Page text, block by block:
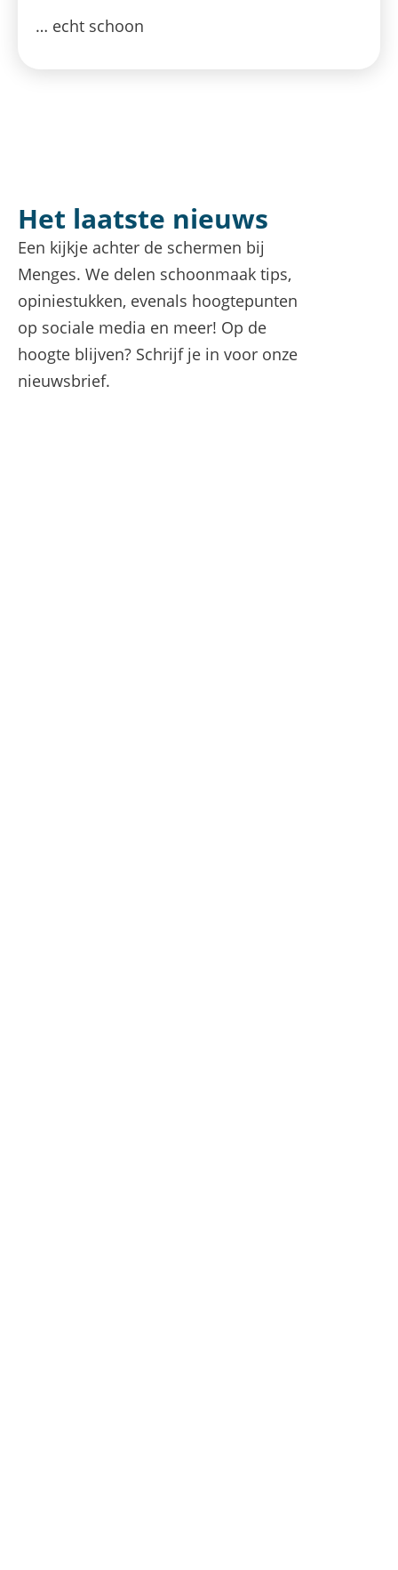
… echt schoon
Het laatste nieuws
Een kijkje achter de schermen bij
Menges. We delen schoonmaak tips,
opiniestukken, evenals hoogtepunten
op sociale media en meer! Op de
hoogte blijven? Schrijf je in voor onze
nieuwsbrief.